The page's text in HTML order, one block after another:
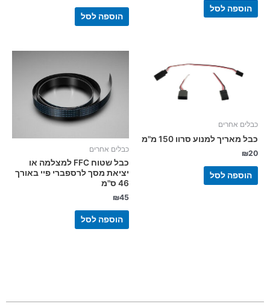
הוספה לסל
הוספה לסל
כבלים אחרים
כבל מאריך למנוע סרוו 150 מ"מ
₪20
הוספה לסל
כבלים אחרים
כבל שטוח FFC למצלמה או
יציאת מסך לרספברי פיי באורך
46 ס"מ
₪45
הוספה לסל